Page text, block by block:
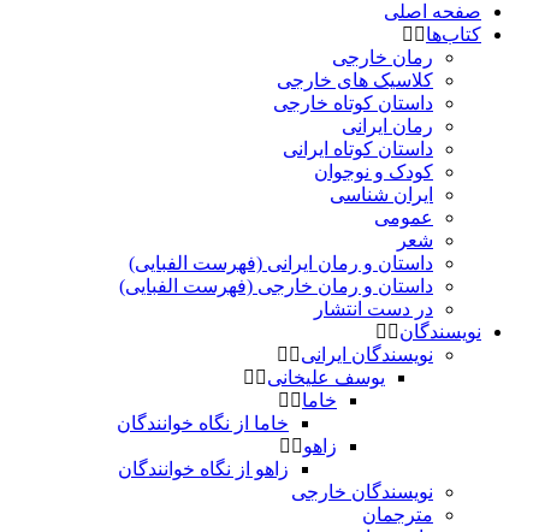
صفحه اصلی
کتاب‌ها
رمان خارجی
کلاسیک های خارجی
داستان کوتاه خارجی
رمان ایرانی
داستان کوتاه ایرانی
کودک و نوجوان
ایران شناسی
عمومی
شعر
داستان و رمان ایرانی (فهرست الفبایی)
داستان و رمان خارجی (فهرست الفبایی)
در دست انتشار
نویسندگان
نویسندگان ایرانی
یوسف علیخانی
خاما
خاما از نگاه خوانندگان
زاهو
زاهو از نگاه خوانندگان
نویسندگان خارجی
مترجمان